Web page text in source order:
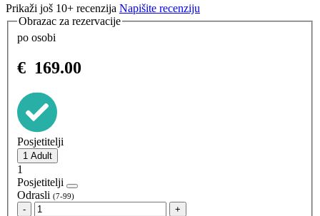
Prikaži još 10+ recenzija Napišite recenziju
Obrazac za rezervacije
po osobi
€ 169.00
Posjetitelji
1
Posjetitelji
Odrasli (7-99)
- +